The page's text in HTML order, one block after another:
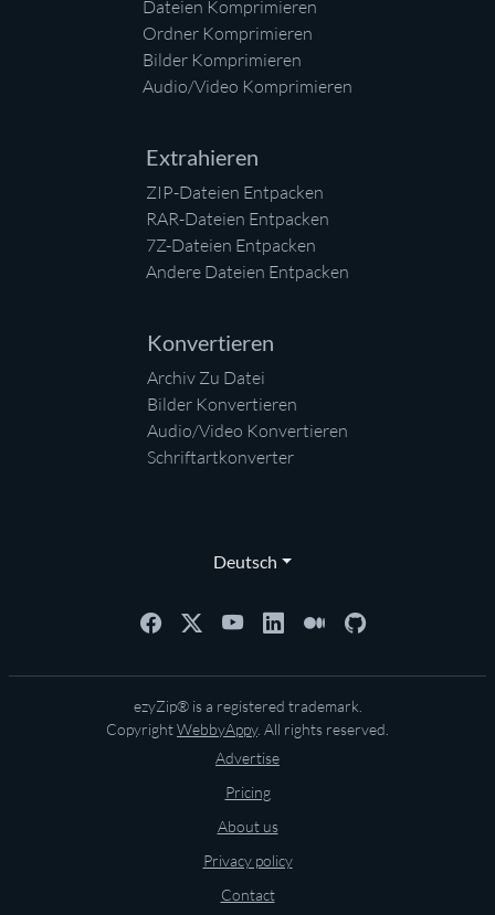
Dateien Komprimieren
Ordner Komprimieren
Bilder Komprimieren
Audio/Video Komprimieren
Extrahieren
ZIP-Dateien Entpacken
RAR-Dateien Entpacken
7Z-Dateien Entpacken
Andere Dateien Entpacken
Konvertieren
Archiv Zu Datei
Bilder Konvertieren
Audio/Video Konvertieren
Schriftartkonverter
Deutsch
ezyZip® is a registered trademark.
CopyrightWebbyAppy. All rights reserved.
Advertise
Pricing
About us
Privacy policy
Contact